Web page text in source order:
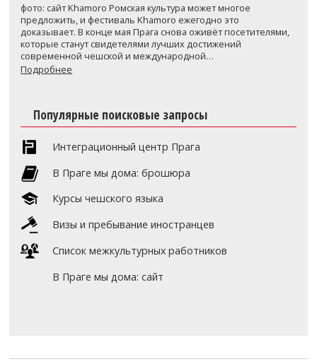
фото: сайт Khamoro Ромская культура может многое
предложить, и фестиваль Khamoro ежегодно это
доказывает. В конце мая Прага снова оживёт посетителями,
которые станут свидетелями лучших достижений
современной чешской и международной…
Подробнее
Популярные поисковые запросы
Интеграционный центр Прага
В Праге мы дома: брошюра
Курсы чешского языка
Визы и пребывание иностранцев
Список межкультурных работников
В Праге мы дома: сайт